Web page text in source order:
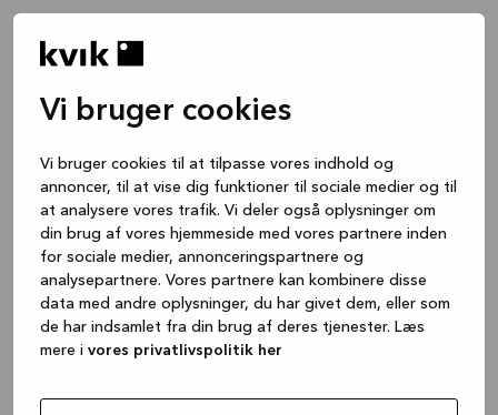
Vi bruger cookies
Vi bruger cookies til at tilpasse vores indhold og
annoncer, til at vise dig funktioner til sociale medier og til
at analysere vores trafik. Vi deler også oplysninger om
din brug af vores hjemmeside med vores partnere inden
for sociale medier, annonceringspartnere og
analysepartnere. Vores partnere kan kombinere disse
data med andre oplysninger, du har givet dem, eller som
de har indsamlet fra din brug af deres tjenester. Læs
mere i vores privatlivspolitik her